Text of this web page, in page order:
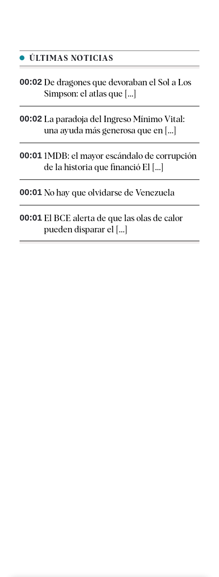
ÚLTIMAS NOTICIAS
00:02 De dragones que devoraban el Sol a Los
Simpson: el atlas que [...]
00:02 La paradoja del Ingreso Mínimo Vital:
una ayuda más generosa que en [...]
00:01 1MDB: el mayor escándalo de corrupción
de la historia que financió El [...]
00:01 No hay que olvidarse de Venezuela
00:01 El BCE alerta de que las olas de calor
pueden disparar el [...]